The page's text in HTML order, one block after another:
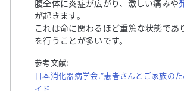
腹全体に炎症が広がり、激しい痛みや
が起きます。
これは命に関わるほど重篤な状態であ
を行うことが多いです。
参考文献:
日本消化器病学会.“患者さんとご家族の
イド